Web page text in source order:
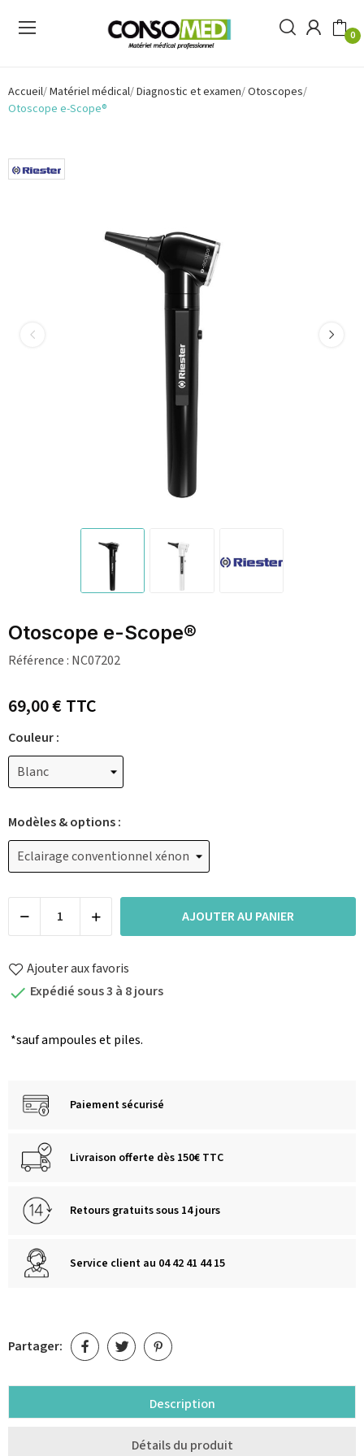
0
Accueil Matériel médical Diagnostic et examen Otoscopes
Otoscope e-Scope®
Otoscope e-Scope®
Référence : NC07202
69,00 €TTC
Couleur :
Modèles & options :
AJOUTER AU PANIER
Ajouter aux favoris
 Expédié sous 3 à 8 jours
*sauf ampoules et piles.
Paiement sécurisé
Livraison offerte dès 150€ TTC
Retours gratuits sous 14 jours
Service client au 04 42 41 44 15
Partager:
Description
Détails du produit